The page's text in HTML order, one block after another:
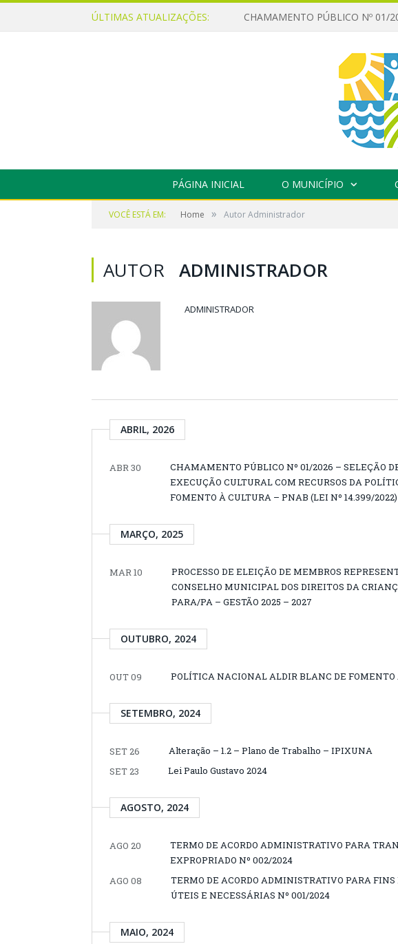
ÚLTIMAS ATUALIZAÇÕES:
PÁGINA INICIAL O MUNICÍPIO
VOCÊ ESTÁ EM: Home » Autor Administrador
AUTOR ADMINISTRADOR
ADMINISTRADOR
ABRIL, 2026
ABR 30
CHAMAMENTO PÚBLICO Nº 01/2026 – SELEÇÃO
EXECUÇÃO CULTURAL COM RECURSOS DA
FOMENTO À CULTURA – PNAB (LEI Nº 14.399/2022)
MARÇO, 2025
MAR 10
PROCESSO DE ELEIÇÃO DE MEMBROS
CONSELHO MUNICIPAL DOS DIREITOS DA
PARA/PA – GESTÃO 2025 – 2027
OUTUBRO, 2024
OUT 09 POLÍTICA NACIONAL ALDIR BLANC DE
SETEMBRO, 2024
SET 26
Alteração – 1.2 – Plano de Trabalho – IPIXUNA
SET 23
Lei Paulo Gustavo 2024
AGOSTO, 2024
AGO 20
TERMO DE ACORDO ADMINISTRATIVO PARA
EXPROPRIADO Nº 002/2024
AGO 08
TERMO DE ACORDO ADMINISTRATIVO PARA
ÚTEIS E NECESSÁRIAS Nº 001/2024
MAIO, 2024